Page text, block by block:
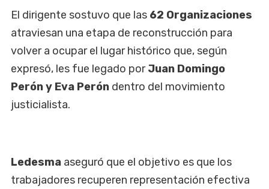
El dirigente sostuvo que las 62 Organizaciones
atraviesan una etapa de reconstrucción para
volver a ocupar el lugar histórico que, según
expresó, les fue legado porJuan Domingo
Perón y Eva Perón dentro del movimiento
justicialista.
Ledesma aseguró que el objetivo es que los
trabajadores recuperen representación efectiva